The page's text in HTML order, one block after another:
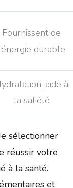
Fournissent de
durable
aide à
la satiété
sélectionner
réussir votre
à la santé.
et